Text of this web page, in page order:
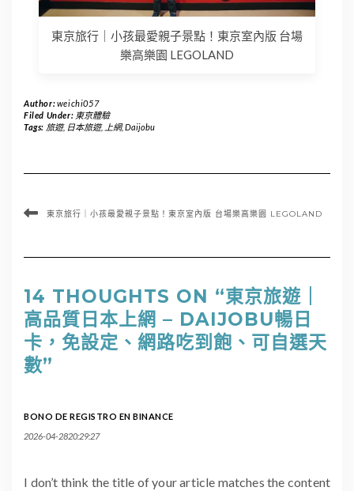
東京旅行｜小孩最愛親子景點！東京室內版 台場
樂高樂園 LEGOLAND
Author:weichi057
Filed Under: 東京體驗
Tags: 旅遊, 日本旅遊, 上網,Daijobu
東京旅行｜小孩最愛親子景點！東京室內版 台場樂高樂園 LEGOLAND
14 THOUGHTS ON “東京旅遊｜
高品質日本上網 – DAIJOBU暢日
卡，免設定、網路吃到飽、可自選天
數”
BONO DE REGISTRO EN BINANCE
2026-04-2820:29:27
I don’t think the title of your article matches the content